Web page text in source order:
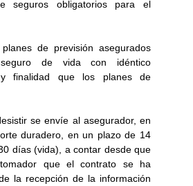
seguros obligatorios para el
de previsión asegurados
de vida con idéntico
y finalidad que los planes de
se envíe al asegurador, en
duradero, en un plazo de 14
días (vida), a contar desde que
que el contrato se ha
la recepción de la información